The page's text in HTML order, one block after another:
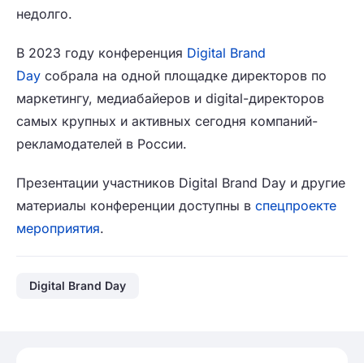
недолго.
В 2023 году конференция Digital Brand
Day собрала на одной площадке директоров по
маркетингу, медиабайеров и digital-директоров
самых крупных и активных сегодня компаний-
рекламодателей в России.
Презентации участников Digital Brand Day и другие
материалы конференции доступны в спецпроекте
мероприятия.
Digital Brand Day